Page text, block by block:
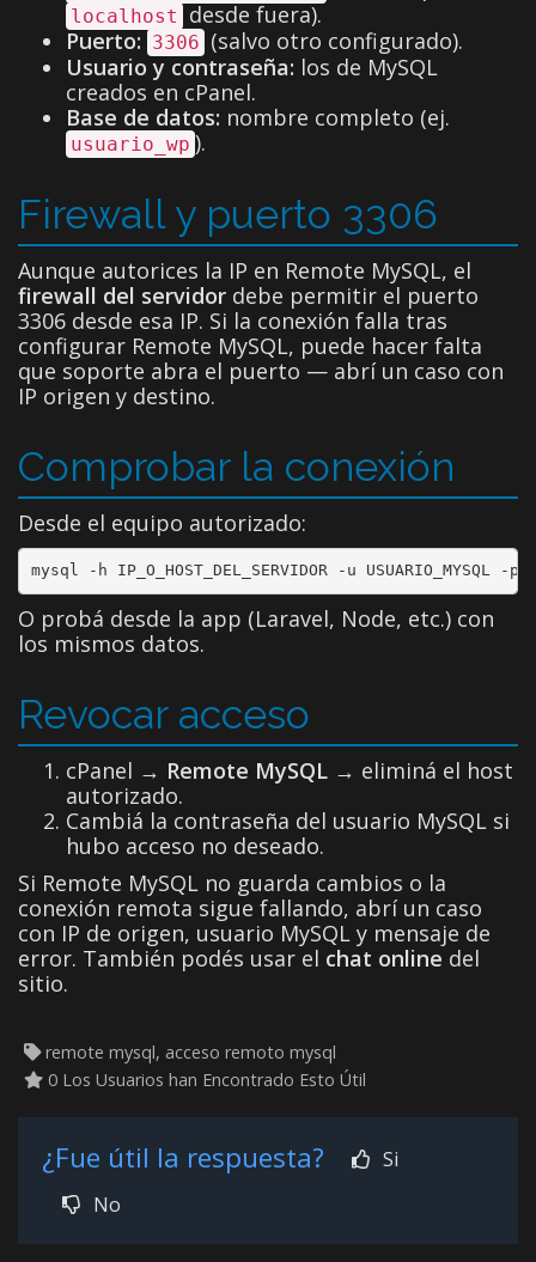
localhost
desde fuera).
Puerto: 3306 (salvo otro configurado).
Usuario y contraseña: los de MySQL
creados en cPanel.
Base de datos: nombre completo (ej.
usuario_wp ).
Firewall y puerto 3306
Aunque autorices la IP en Remote MySQL, el
firewall del servidor debe permitir el puerto
3306 desde esa IP. Si la conexión falla tras
configurar Remote MySQL, puede hacer falta
que soporte abra el puerto — abrí un caso con
IP origen y destino.
Comprobar la conexión
Desde el equipo autorizado:
mysql -h IP_O_HOST_DEL_SERVIDOR -u USUARIO_MYSQL -p
O probá desde la app (Laravel, Node, etc.) con
los mismos datos.
Revocar acceso
cPanel → Remote MySQL → eliminá el host
autorizado.
Cambiá la contraseña del usuario MySQL si
hubo acceso no deseado.
Si Remote MySQL no guarda cambios o la
conexión remota sigue fallando, abrí un caso
con IP de origen, usuario MySQL y mensaje de
error. También podés usar el chat online del
sitio.
remote mysql, acceso remoto mysql
0 Los Usuarios han Encontrado Esto Útil
¿Fue útil la respuesta?
Si
No